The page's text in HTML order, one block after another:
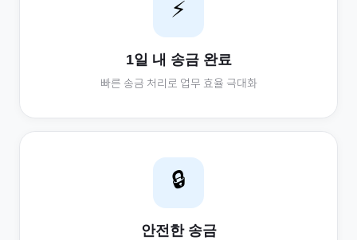
⚡
1일 내 송금 완료
빠른 송금 처리로 업무 효율 극대화
🔒
안전한 송금